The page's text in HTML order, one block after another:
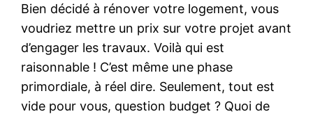
Bien décidé à rénover votre logement, vous
voudriez mettre un prix sur votre projet avant
d’engager les travaux. Voilà qui est
raisonnable ! C’est même une phase
primordiale, à réel dire. Seulement, tout est
vide pour vous, question budget ? Quoi de